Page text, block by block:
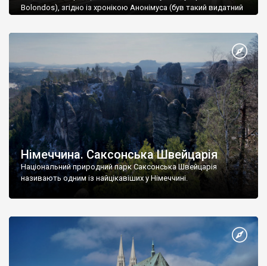
Bolondos), згідно із хронікою Анонімуса (був такий видатний
Німеччина. Саксонська Швейцарія
Національний природний парк Саксонська Швейцарія
називають одним із найцікавіших у Німеччині.